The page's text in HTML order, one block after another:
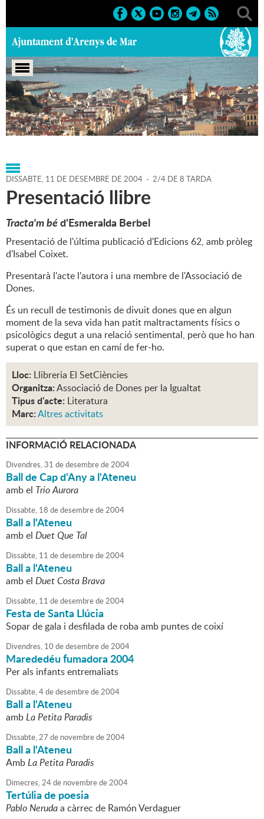
Portada > Agenda > 11-12-
2004 > Marcs > Població > 2004 > Altres activitats
DISSABTE, 11 DE DESEMBRE DE 2004 - 2/4 DE 8 TARDA
Presentació llibre
Tracta'm béd'Esmeralda Berbel
Presentació de l'última publicació d'Edicions 62, amb pròleg
d'Isabel Coixet.
Presentarà l'acte l'autora i una membre de l'Associació de
Dones.
És un recull de testimonis de divuit dones que en algun
moment de la seva vida han patit maltractaments físics o
psicològics degut a una relació sentimental, però que ho han
superat o que estan en camí de fer-ho.
Lloc: Llibreria El SetCiències
Organitza:Associació de Dones per la Igualtat
Tipus d'acte: Literatura
Marc:Altres activitats
INFORMACIÓ RELACIONADA
Divendres,31 dedesembrede2004
Ball de Cap d'Any a l'Ateneu
amb el Trio Aurora
Dissabte, 18 dedesembrede2004
Ball a l'Ateneu
amb el Duet Que Tal
Dissabte, 11 dedesembrede2004
Ball a l'Ateneu
amb el Duet Costa Brava
Dissabte, 11 dedesembrede2004
Festa de Santa Llúcia
Sopar de gala i desfilada de roba amb puntes de coixí
Divendres, 10 dedesembrede2004
Marededéu fumadora 2004
Per als infants entremaliats
Dissabte,4dedesembrede2004
Ball a l'Ateneu
ambLa Petita Paradis
Dissabte,27 de novembrede2004
Ball a l'Ateneu
AmbLa Petita Paradis
Dimecres,24de novembrede2004
Tertúlia de poesia
Pablo Nerudaa càrrec de Ramón Verdaguer